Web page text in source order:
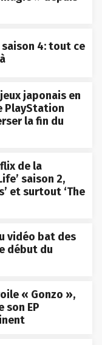
4: tout ce
japonais en
PlayStation
la fin du
de la
saison 2,
et surtout ‘The
vidéo bat des
début du
« Gonzo »,
son EP